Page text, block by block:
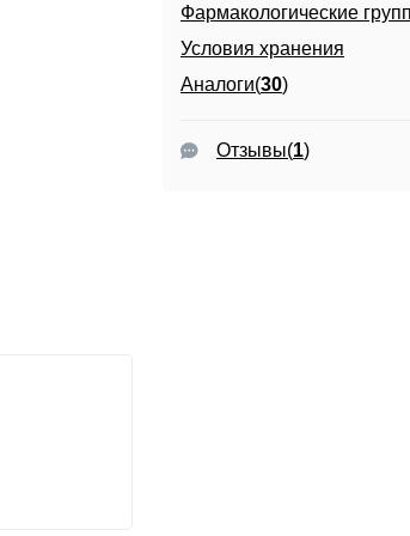
Фармакологические
Условия хранения
Аналоги(30)
Отзывы(1)